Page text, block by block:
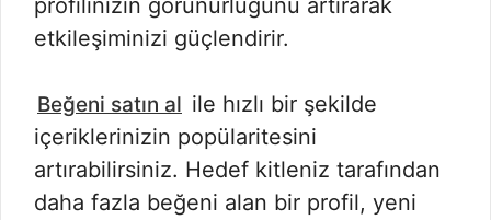
etkileşiminizi güçlendirir.
Beğeni satın al ile hızlı bir şekilde
içeriklerinizin popülaritesini
artırabilirsiniz. Hedef kitleniz tarafından
daha fazla beğeni alan bir profil, yeni